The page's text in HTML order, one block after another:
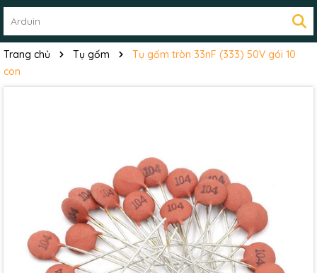
Trang chủ Tụ gốm
Tụ gốm tròn 33nF (333) 50V gói 10
con
Mã giảm giá: